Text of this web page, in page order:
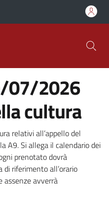
07/2026
cultura
relativi all’appello del
A9. Si allega il calendario dei
prenotato dovrà
di riferimento all’orario
assenze avverrà